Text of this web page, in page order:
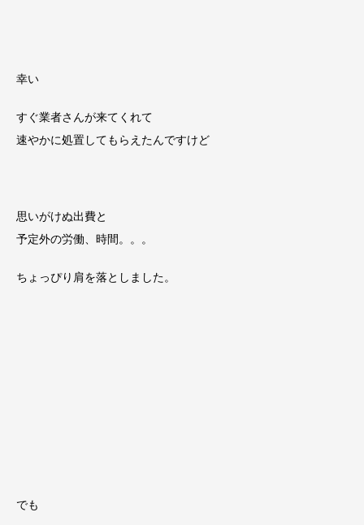
幸い
すぐ業者さんが来てくれて
速やかに処置してもらえたんですけど
思いがけぬ出費と
予定外の労働、時間。。。
ちょっぴり肩を落としました。
でも